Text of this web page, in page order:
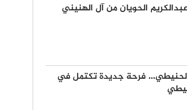
الحويان من آل الهنيني
فرحة جديدة تكتمل في